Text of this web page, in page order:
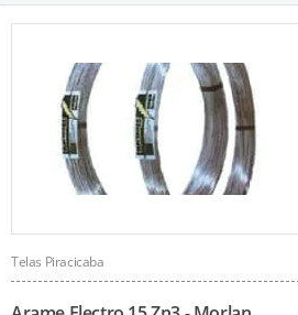
Telas Piracicaba